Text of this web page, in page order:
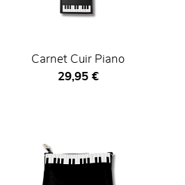
Carnet Cuir Piano
Prix ​​actuel
29,95 €